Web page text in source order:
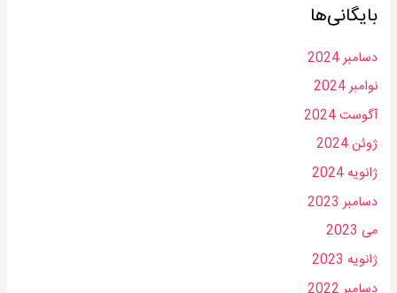
بایگانی‌ها
دسامبر 2024
نوامبر 2024
آگوست 2024
ژوئن 2024
ژانویه 2024
دسامبر 2023
می 2023
ژانویه 2023